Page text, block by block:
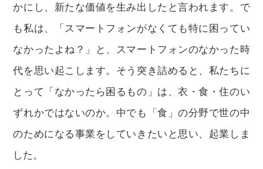
かにし、新たな価値を生み出したと言われます。で
も私は、「スマートフォンがなくても特に困ってい
なかったよね？」と、スマートフォンのなかった時
代を思い起こします。そう突き詰めると、私たちに
とって「なかったら困るもの」は、衣・食・住のい
ずれかではないのか。中でも「食」の分野で世の中
のためになる事業をしていきたいと思い、起業しま
した。